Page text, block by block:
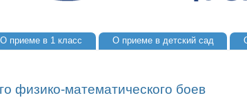
О приеме в 1 класс О приеме в детский сад
физико-математического боев